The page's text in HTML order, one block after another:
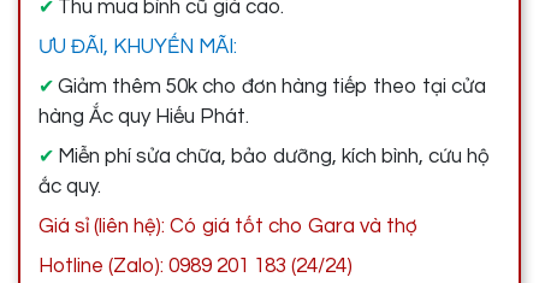
✔ Thu mua bình cũ giá cao.
ƯU ĐÃI, KHUYẾN MÃI:
✔ Giảm thêm 50k cho đơn hàng tiếp theo tại cửa
hàng Ắc quy Hiếu Phát.
✔ Miễn phí sửa chữa, bảo dưỡng, kích bình, cứu hộ
ắc quy.
Giá sỉ (liên hệ): Có giá tốt cho Gara và thợ
Hotline (Zalo): 0989 201 183 (24/24)